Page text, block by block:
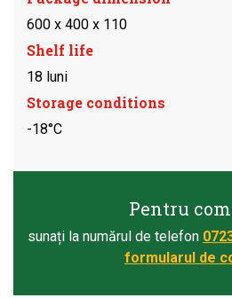
600 x 400 x 110
Shelf life
18 luni
Storage conditions
-18°C
Pentru
sunați la numărul de telefon
formularul de